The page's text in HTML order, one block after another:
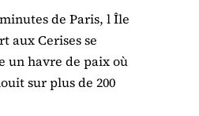
de Paris, l Île
aux Cerises se
un havre de paix où
sur plus de 200